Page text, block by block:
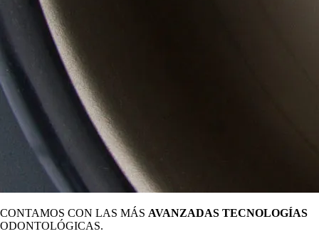
CONTAMOS CON LAS MÁS AVANZADAS TECNOLOGÍAS
ODONTOLÓGICAS.